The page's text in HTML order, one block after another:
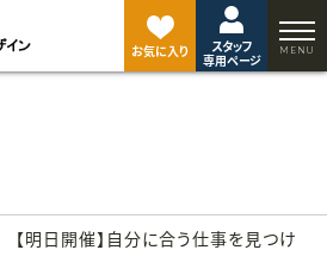
お気に入り
スタッフ
専用ページ
【明日開催】自分に合う仕事を見つけ